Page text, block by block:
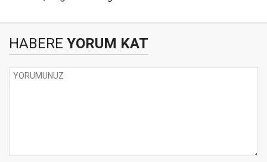
HABERE YORUM KAT